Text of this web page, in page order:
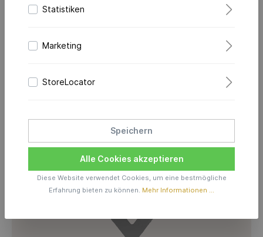
Statistiken
Marketing
StoreLocator
Speichern
Alle Cookies akzeptieren
Diese Website verwendet Cookies, um eine bestmögliche
Erfahrung bieten zu können. Mehr Informationen ...